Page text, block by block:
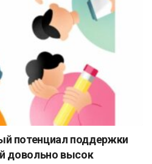
потенциал поддержки
довольно высок